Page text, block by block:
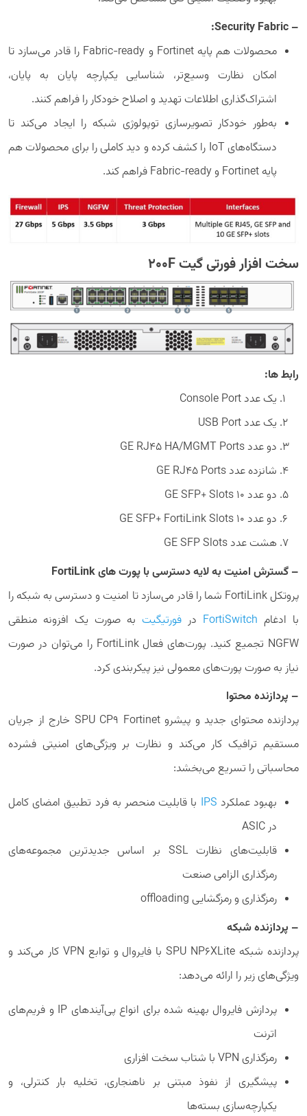
– Security Fabric:
محصولات هم پایه Fortinet و Fabric-ready را قادر می‌سازد تا
امکان نظارت وسیع‌تر، شناسایی یکپارچه پایان به پایان،
اشتراک‌گذاری اطلاعات تهدید و اصلاح خودکار را فراهم کنند.
به‌طور خودکار تصویرسازی توپولوژی شبکه را ایجاد می‌کند تا
دستگاه‌های IoT را کشف کرده و دید کاملی را برای محصولات هم
پایه Fortinet و Fabric-ready فراهم کند.
سخت افزار فورتی گیت 200F
رابط ها:
یک عدد Console Port
یک عدد USB Port
دو عدد GE RJ45 HA/MGMT Ports
شانزده عدد GE RJ45 Ports
دو عدد 10 GE SFP+ Slots
دو عدد 10 GE SFP+ FortiLink Slots
هشت عدد GE SFP Slots
– گسترش امنیت به لایه دسترسی با پورت های FortiLink
پروتکل FortiLink شما را قادر می‌سازد تا امنیت و دسترسی به شبکه را
با ادغام FortiSwitch در فورتیگیت به صورت یک افزونه منطقی
NGFW تجمیع کنید. پورت‌های فعال FortiLink را می‌توان در صورت
نیاز به صورت پورت‌های معمولی نیز پیکربندی کرد.
– پردازنده محتوا
پردازنده محتوای جدید و پیشرو SPU CP9 Fortinet خارج از جریان
مستقیم ترافیک کار می‌کند و نظارت بر ویژگی‌های امنیتی فشرده
محاسباتی را تسریع می‌بخشد:
بهبود عملکرد IPS با قابلیت منحصر به فرد تطبیق امضای کامل
در ASIC
قابلیت‌های نظارت SSL بر اساس جدیدترین مجموعه‌های
رمزگذاری الزامی صنعت
رمزگذاری و رمزگشایی offloading
– پردازنده شبکه
پردازنده شبکه SPU NP6XLite با فایروال و توابع VPN کار می‌کند و
ویژگی‌های زیر را ارائه می‌دهد:
پردازش فایروال بهینه شده برای انواع پی‌آیندهای IP و فریم‌های
اترنت
رمزگذاری VPN با شتاب سخت افزاری
پیشگیری از نفوذ مبتنی بر ناهنجاری، تخلیه بار کنترلی، و
یکپارچه‌سازی بسته‌ها